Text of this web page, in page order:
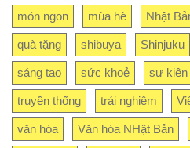
món ngon mùa hè Nhật
quà tặng shibuya Shinjuku
sáng tạo sức khoẻ sự kiện
truyền thống trải nghiệm
văn hóa Văn hóa NHật Bản